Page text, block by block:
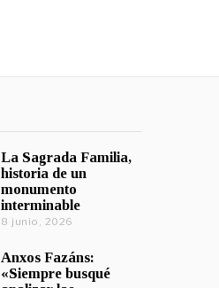
La Sagrada Familia,
historia de un
monumento
interminable
8 junio, 2026
Anxos Fazáns:
«Siempre busqué